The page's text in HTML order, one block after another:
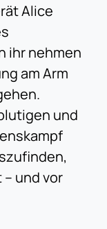
Alice
ihr nehmen
am Arm
und
und vor